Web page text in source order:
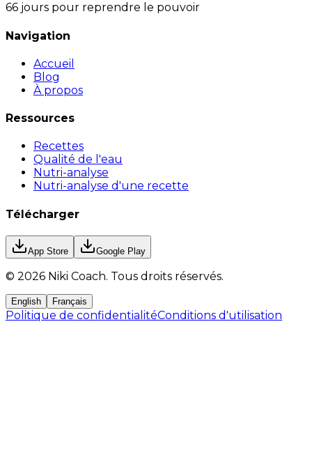
66 jours pour reprendre le pouvoir
Navigation
Accueil
Blog
À propos
Ressources
Recettes
Qualité de l'eau
Nutri-analyse
Nutri-analyse d'une recette
Télécharger
App Store Google Play
© 2026 Niki Coach. Tous droits réservés.
English Français
Politique de confidentialitéConditions d'utilisation